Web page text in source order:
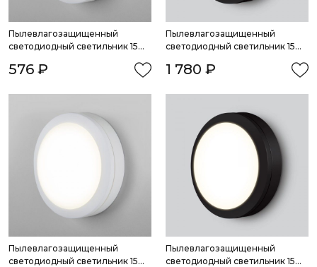
Пылевлагозащищенный
светодиодный светильник 15W
576 ₽
Пылевлагозащищенный
светодиодный светильник 15W
1 780 ₽
Пылевлагозащищенный
светодиодный светильник 15W
Пылевлагозащищенный
светодиодный светильник 15W